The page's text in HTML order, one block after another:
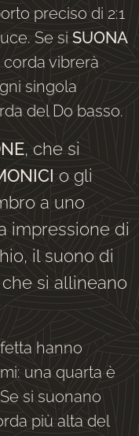
preciso di 2:1
Se siSUONA
vibrerà
singola
del Do basso.
, che si
o gli
a uno
impressione di
il suono di
si allineano
hanno
una quarta è
si suonano
più alta del